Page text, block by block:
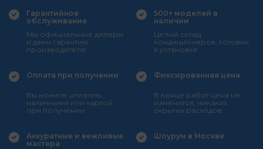
Гарантийное
обслуживание
Мы официальные дилеры
и даем гарантию
производителя
500+ моделей в
наличии
Целый склад
кондиционеров, готовых
к установке
Оплата при получении
Вы можете оплатить
наличными или картой
при получении
Фиксированная цена
В конце работ цена не
изменится, никаких
скрытых расходов
Аккуратные и вежливые
мастера
Шоурум в Москве